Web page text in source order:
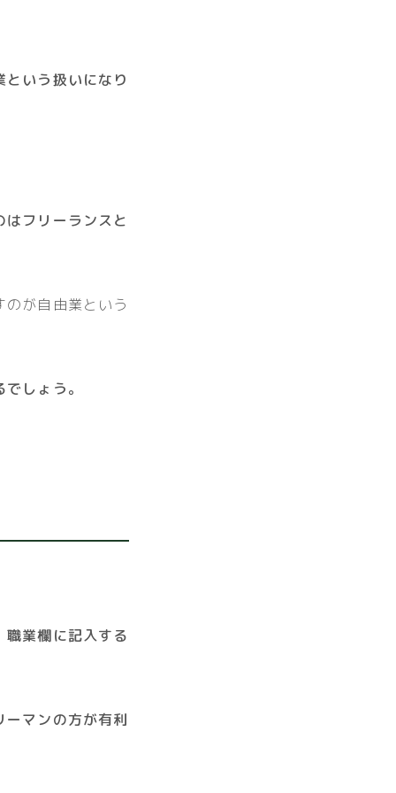
という扱いになり
はフリーランスと
が自由業という
しょう。
職業欄に記入する
マンの方が有利